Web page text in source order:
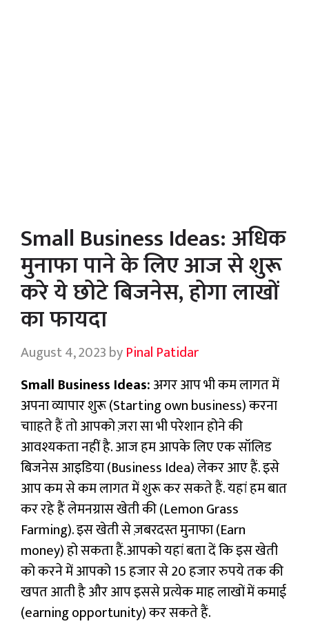
Small Business Ideas: अधिक
मुनाफा पाने के लिए आज से शुरू
करे ये छोटे बिजनेस, होगा लाखों
का फायदा
August 4, 2023byPinal Patidar
Small Business Ideas:अगर आप भी कम लागत में
अपना व्यापार शुरू (Starting own business) करना
चााहते हैं तो आपको ज़रा सा भी परेशान होने की
आवश्यकता नहीं है. आज हम आपके लिए एक सॉलिड
बिजनेस आइडिया (Business Idea) लेकर आए हैं. इसे
आप कम से कम लागत में शुरू कर सकते हैं. यहां हम बात
कर रहे हैं लेमनग्रास खेती की (Lemon Grass
Farming). इस खेती से ज़बरदस्त मुनाफा (Earn
money) हो सकता हैं.आपको यहां बता दें कि इस खेती
को करने में आपको 15 हजार से 20 हजार रुपये तक की
खपत आती है और आप इससे प्रत्येक माह लाखों में कमाई
(earning opportunity) कर सकते हैं.